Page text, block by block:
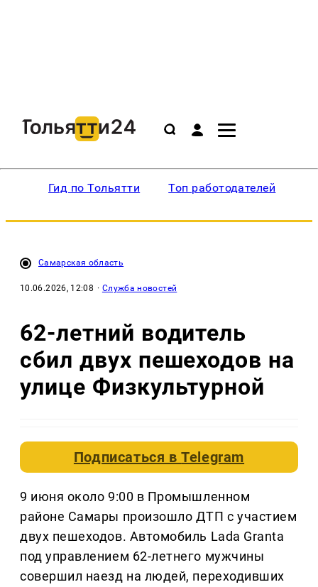
Гид по Тольятти Топ работодателей
Самарская область
10.06.2026, 12:08 · Служба новостей
62-летний водитель
сбил двух пешеходов на
улице Физкультурной
Подписаться вTelegram
9 июня около 9:00 в Промышленном
районе Самары произошло ДТП с участием
двух пешеходов. Автомобиль Lada Granta
под управлением 62-летнего мужчины
совершил наезд на людей, переходивших